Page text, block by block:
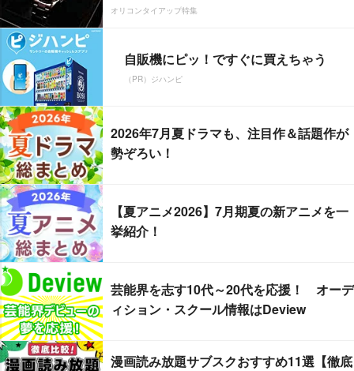
オリコンタイアップ特集
自販機にピッ！ですぐに買えちゃう
（PR）ジハンピ
2026年7月夏ドラマも、注目作＆話題作が
勢ぞろい！
【夏アニメ2026】7月期夏の新アニメを一
挙紹介！
芸能界を志す10代～20代を応援！ オーデ
ィション・スクール情報はDeview
漫画読み放題サブスクおすすめ11選【徹底